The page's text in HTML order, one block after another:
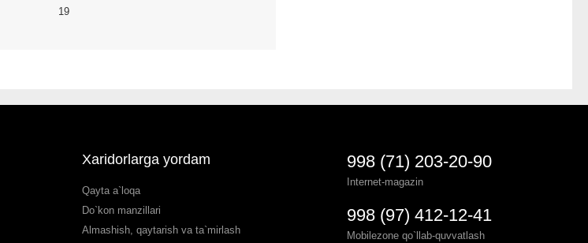
19
Xaridorlarga yordam
Qayta a`loqa
Do`kon manzillari
Almashish, qaytarish va ta`mirlash
998 (71) 203-20-90
Internet-magazin
998 (97) 412-12-41
Mobilezone qo`llab-quvvatlash